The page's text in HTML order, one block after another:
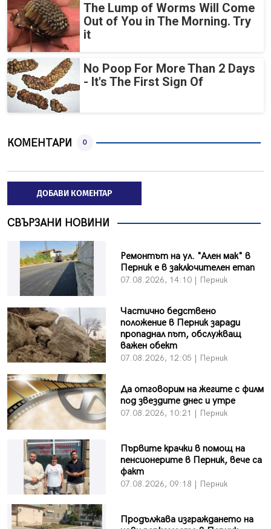
The Lump of Worms Will Come
Out of You in The Morning. Try
it
No Poop For More Than 2 Days
- It's The First Sign Of
КОМЕНТАРИ 0
ДОБАВИ КОМЕНТАР
СВЪРЗАНИ НОВИНИ
Ремонтът на ул. "Ален мак" в
Перник е в заключителен етап
07.08.2026, 14:10 | Перник
Частично бедствено
положение в Перник заради
пропаднал път, обслужващ
важен обект
07.08.2026, 12:05 | Перник
Да отговорим на жегите с филм
под звездите днес и утре
07.08.2026, 10:21 | Перник
Първите крачки в помощ на
пенсионерите в Перник, вече са
факт
07.08.2026, 09:18 | Перник
Продължава изграждането на